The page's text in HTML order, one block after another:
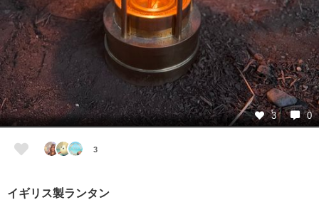
3 0
3
イギリス製ランタン